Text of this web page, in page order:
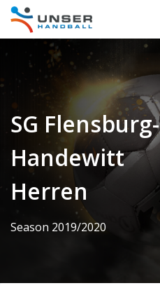
SG Flensburg-
Handewitt
Herren
Season 2019/2020